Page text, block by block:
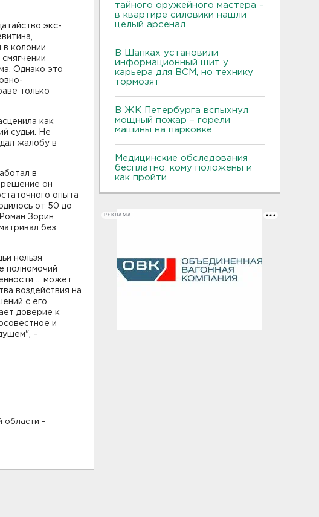
экс-
в колонии
Однако это
только
как
судьи. Не
жалобу в
в
решение он
опыта
от 50 до
Зорин
без
нельзя
полномочий
... может
воздействия на
с его
доверие к
и
–
области -
тайного оружейного мастера –
в квартире силовики нашли
целый арсенал
В Шапках установили
информационный щит у
карьера для ВСМ, но технику
тормозят
В ЖК Петербурга вспыхнул
мощный пожар – горели
машины на парковке
Медицинские обследования
бесплатно: кому положены и
как пройти
РЕКЛАМА